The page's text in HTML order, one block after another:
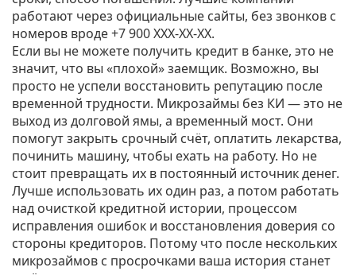
работают через официальные сайты, без звонков с
номеров вроде +7 900 XXX-XX-XX.
Если вы не можете получить кредит в банке, это не
значит, что вы «плохой» заемщик. Возможно, вы
просто не успели восстановить репутацию после
временной трудности. Микрозаймы без КИ — это не
выход из долговой ямы, а временный мост. Они
помогут закрыть срочный счёт, оплатить лекарства,
починить машину, чтобы ехать на работу. Но не
стоит превращать их в постоянный источник денег.
Лучше использовать их один раз, а потом работать
над очисткой кредитной истории, процессом
исправления ошибок и восстановления доверия со
стороны кредиторов. Потому что после нескольких
микрозаймов с просрочками ваша история станет